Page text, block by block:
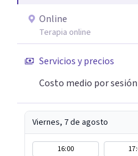
Online
Terapia online
Servicios y precios
Costo medio por sesión
Viernes, 7 de agosto
16:00